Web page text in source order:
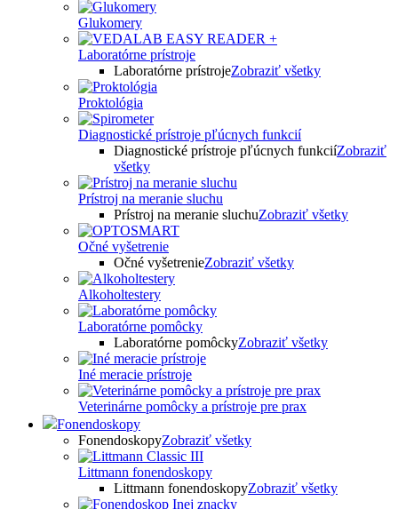
Glukomery
Laboratórne prístroje
Laboratórne prístrojeZobraziť všetky
Proktológia
Diagnostické prístroje pľúcnych funkcií
Diagnostické prístroje pľúcnych funkciíZobraziť
všetky
Prístroj na meranie sluchu
Prístroj na meranie sluchuZobraziť všetky
Očné vyšetrenie
Očné vyšetrenieZobraziť všetky
Alkoholtestery
Laboratórne pomôcky
Laboratórne pomôckyZobraziť všetky
Iné meracie prístroje
Veterinárne pomôcky a prístroje pre prax
Fonendoskopy
FonendoskopyZobraziť všetky
Littmann fonendoskopy
Littmann fonendoskopyZobraziť všetky